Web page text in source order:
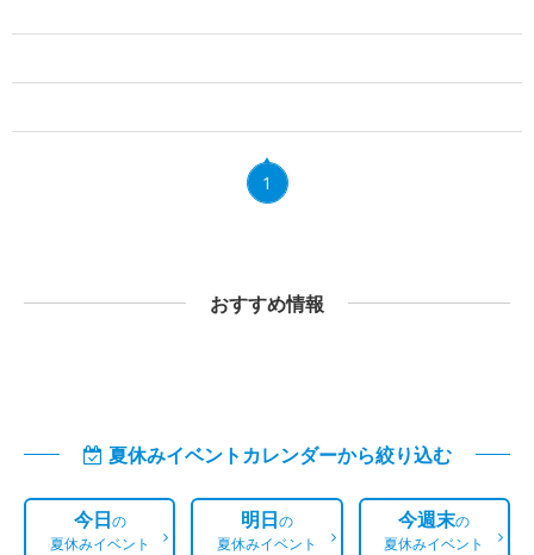
1
おすすめ情報
夏休みイベントカレンダーから絞り込む
今日の
夏休みイベント
明日の
夏休みイベント
今週末の
夏休みイベント